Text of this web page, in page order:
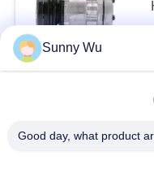
Sunny Wu
Good day, what product